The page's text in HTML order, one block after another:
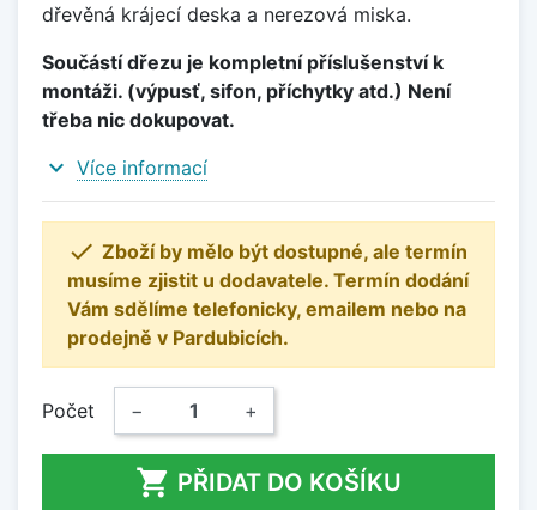
dřevěná krájecí deska a nerezová miska.
Součástí dřezu je kompletní příslušenství k
montáži. (výpusť, sifon, příchytky atd.) Není
třeba nic dokupovat.
expand_more Více informací
 Zboží by mělo být dostupné, ale termín
musíme zjistit u dodavatele. Termín dodání
Vám sdělíme telefonicky, emailem nebo na
prodejně v Pardubicích.
Počet − +
 PŘIDAT DO KOŠÍKU